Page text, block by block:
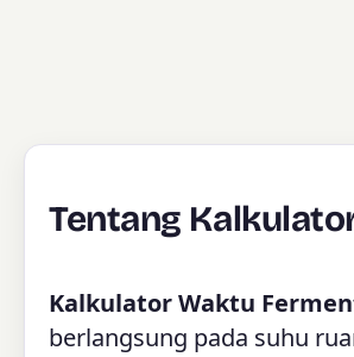
Tentang
Kalkulator Waktu
berlangsung pada suhu